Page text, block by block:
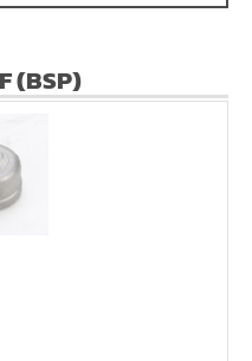
RF
RF
150P
300P
(BSP)